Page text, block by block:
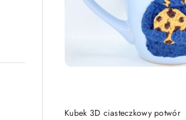
Kubek 3D ciasteczkowy potwór
DO KOSZYKA